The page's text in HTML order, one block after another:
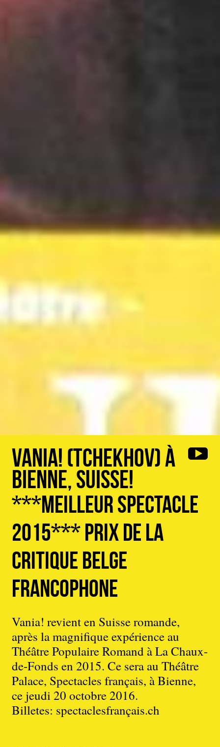
Vania! (Tchekhov) à
Bienne, Suisse!
***Meilleur spectacle
2015*** Prix de la
Critique belge
francophone
Vania! revient en Suisse romande,
après la magnifique expérience au
Théâtre Populaire Romand à La Chaux-
de-Fonds en 2015. Ce sera au Théâtre
Palace, Spectacles français, à Bienne,
ce jeudi 20 octobre 2016.
Billetes: spectaclesfrançais.ch